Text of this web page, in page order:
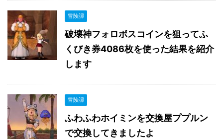
冒険譚
破壊神フォロボスコインを狙ってふ
くびき券4086枚を使った結果を紹介
します
冒険譚
ふわふわホイミンを交換屋ププルン
で交換してきましたよ